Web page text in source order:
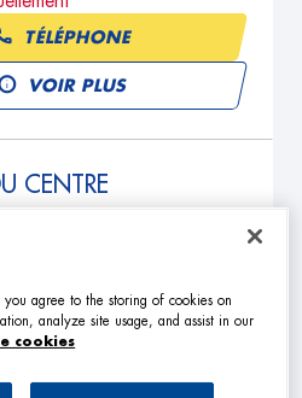
TÉLÉPHONE
VOIR PLUS
CENTRE
TÉLÉPHONE
VOIR PLUS
agree to the storing of cookies on
analyze site usage, and assist in our
cookies